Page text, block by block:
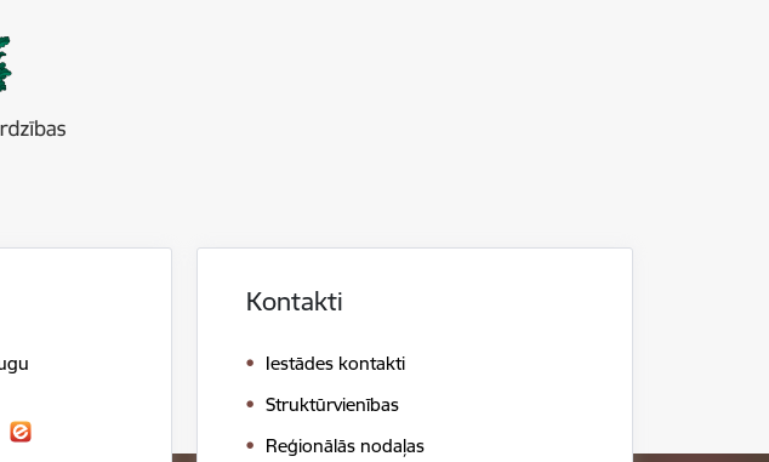
Kontakti
Iestādes kontakti
Struktūrvienības
Reģionālās nodaļas